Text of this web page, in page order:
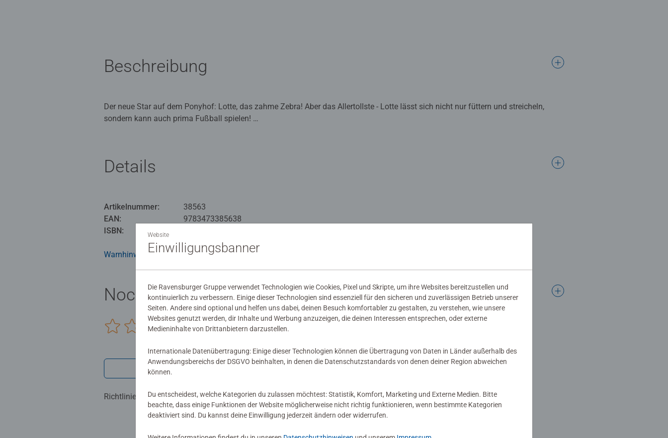
Beschreibung
Der neue Star auf dem Ponyhof: Lotte, das zahme Zebra! Aber das Allertollste - Lotte lässt sich nicht nur füttern und streicheln,
sondern kann auch prima Fußball spielen!
als auch an fortgeschrittene Erstleser ab der 2. Klasse. Die original Mildenberger Silbenmethode fördert die Lesekompetenz: Silben
in Blau und Rot helfen beim Lesenlernen und verbessern nachweislich die Rechtschreibung.
Details
Artikelnummer:
38563
EAN:
9783473385638
ISBN:
Warnhinweise und Herstellerinformation
Noch keine Bewertungen abgegeben
0/0
Verfasse eine Bewertung
Richtlinien für Bewertungen
Website
Einwilligungsbanner
Die Ravensburger Gruppe verwendet Technologien wie Cookies, Pixel und Skripte, um ihre Websites bereitzustellen und
kontinuierlich zu verbessern. Einige dieser Technologien sind essenziell für den sicheren und zuverlässigen Betrieb unserer
Seiten. Andere sind optional und helfen uns dabei, deinen Besuch komfortabler zu gestalten, zu verstehen, wie unsere
Websites genutzt werden, dir Inhalte und Werbung anzuzeigen, die deinen Interessen entsprechen, oder externe
Medieninhalte von Drittanbietern darzustellen.
Internationale Datenübertragung: Einige dieser Technologien können die Übertragung von Daten in Länder außerhalb des
Anwendungsbereichs der DSGVO beinhalten, in denen die Datenschutzstandards von denen deiner Region abweichen
können.
Du entscheidest, welche Kategorien du zulassen möchtest: Statistik, Komfort, Marketing und Externe Medien. Bitte
beachte, dass einige Funktionen der Website möglicherweise nicht richtig funktionieren, wenn bestimmte Kategorien
deaktiviert sind. Du kannst deine Einwilligung jederzeit ändern oder widerrufen.